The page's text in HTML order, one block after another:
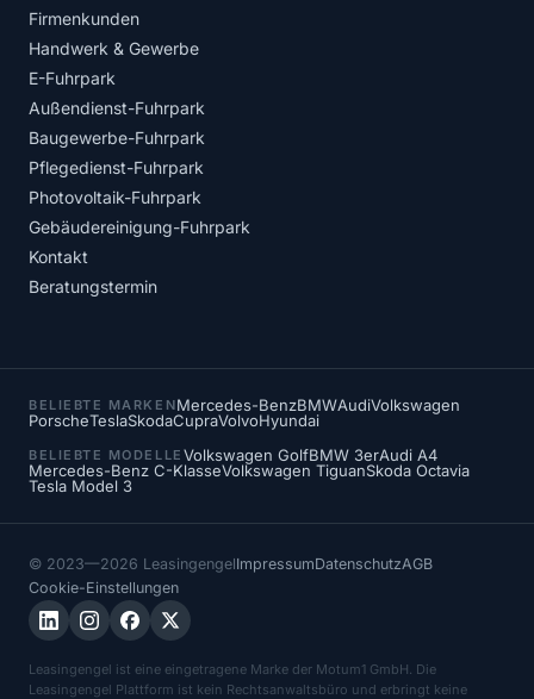
Firmenkunden
Handwerk & Gewerbe
E-Fuhrpark
Außendienst-Fuhrpark
Baugewerbe-Fuhrpark
Pflegedienst-Fuhrpark
Photovoltaik-Fuhrpark
Gebäudereinigung-Fuhrpark
Kontakt
Beratungstermin
BELIEBTE MARKENMercedes-BenzBMWAudiVolkswagen
PorscheTeslaSkodaCupraVolvoHyundai
BELIEBTE MODELLE Volkswagen GolfBMW 3erAudi A4
Mercedes-Benz C-KlasseVolkswagen TiguanSkoda Octavia
Tesla Model 3
© 2023—2026 LeasingengelImpressumDatenschutzAGB
Cookie-Einstellungen
Leasingengel ist eine eingetragene Marke der Motum1 GmbH. Die
Leasingengel Plattform ist kein Rechtsanwaltsbüro und erbringt keine